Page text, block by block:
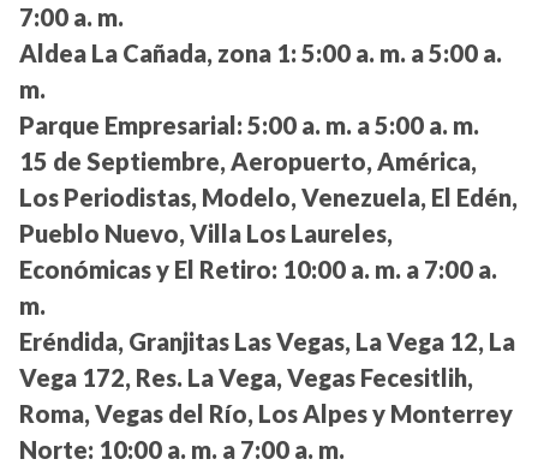
7:00 a. m.
Aldea La Cañada, zona 1: 5:00 a. m. a 5:00 a.
m.
Parque Empresarial: 5:00 a. m. a 5:00 a. m.
15 de Septiembre, Aeropuerto, América,
Los Periodistas, Modelo, Venezuela, El Edén,
Pueblo Nuevo, Villa Los Laureles,
Económicas y El Retiro: 10:00 a. m. a 7:00 a.
m.
Eréndida, Granjitas Las Vegas, La Vega 12, La
Vega 172, Res. La Vega, Vegas Fecesitlih,
Roma, Vegas del Río, Los Alpes y Monterrey
Norte: 10:00 a. m. a 7:00 a. m.